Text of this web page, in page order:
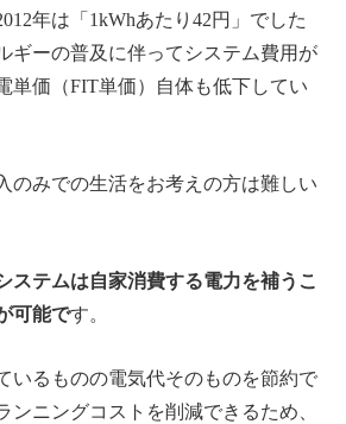
年は「1kWhあたり42円」でした
ギーの普及に伴ってシステム費用が
単価（FIT単価）自体も低下してい
のみでの生活をお考えの方は難しい
ステムは自家消費する電力を補うこ
可能です。
いるものの電気代そのものを節約で
ンニングコストを削減できるため、